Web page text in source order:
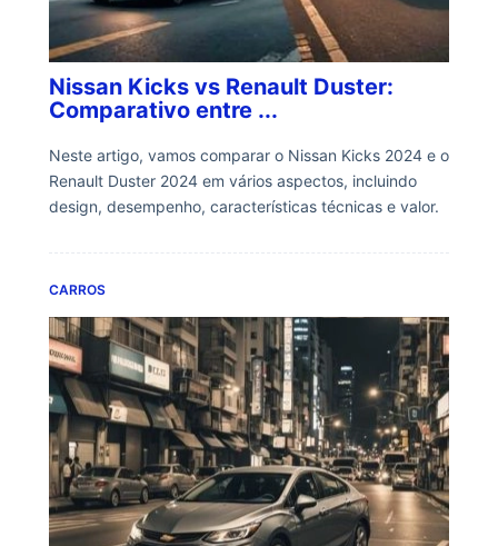
Nissan Kicks vs Renault Duster:
Comparativo entre ...
Neste artigo, vamos comparar o Nissan Kicks 2024 e o
Renault Duster 2024 em vários aspectos, incluindo
design, desempenho, características técnicas e valor.
CARROS